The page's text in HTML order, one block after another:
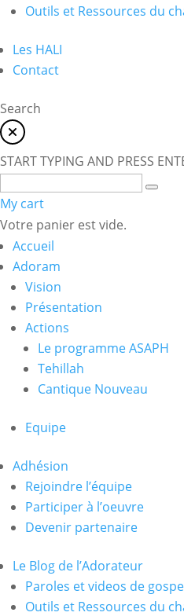
Outils et Ressources du
Les HALI
Contact
Search
START TYPING AND PRESS
My cart
Votre panier est vide.
Accueil
Adoram
Vision
Présentation
Actions
Le programme ASAPH
Tehillah
Cantique Nouveau
Equipe
Adhésion
Rejoindre l’équipe
Participer à l’oeuvre
Devenir partenaire
Le Blog de l’Adorateur
Paroles et videos de
Outils et Ressources du